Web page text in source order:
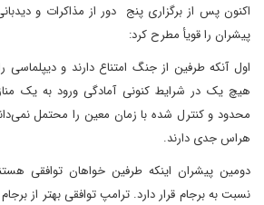
اکنون پس از برگزاری پنج دور از مذاکرات و
پیشران را قویأ مطرح کرد:
اول آنکه طرفین از جنگ امتناع دارند و
هیچ یک در شرایط کنونی آمادگی ورود به یک
محدود و کنترل شده با زمان معین را محتمل
هراس جدی دارند.
دومین پیشران اینکه طرفین خواهان توافقی
نسبت به برجام قرار دارد. ترامپ توافقی بهتر از